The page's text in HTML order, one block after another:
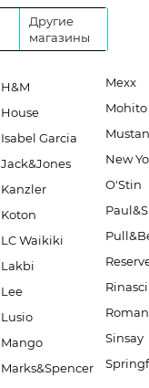
Другие
магазины
H&M
House
Isabel Garcia
Jack&Jones
Kanzler
Koton
LC Waikiki
Lakbi
Lee
Lusio
Mango
Marks&Spencer
Mexx
Mohito
New
O'Stin
Sinsay